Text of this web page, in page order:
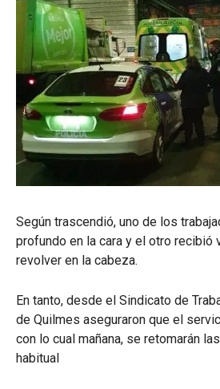
Según trascendió, uno de los
profundo en la cara y el otro recibió
revolver en la cabeza.
En tanto, desde el Sindicato de
de Quilmes aseguraron que el
con lo cual mañana, se retomarán
habitual